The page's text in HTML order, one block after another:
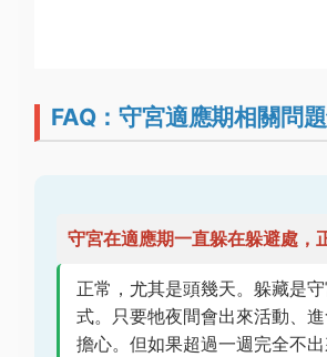
FAQ：守宮適應期相關問
守宮在適應期一直躲在躲避處，
正常，尤其是頭幾天。躲藏是
式。只要牠夜間會出來活動、
擔心。但如果超過一週完全不